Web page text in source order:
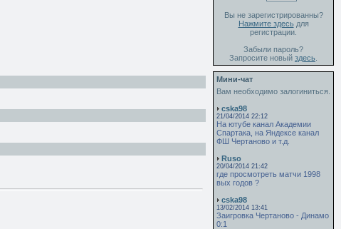
Вы не зарегистрированны?
Нажмите здесьдля
регистрации.
Забыли пароль?
Запросите новый здесь
Мини-чат
Вам необходимо залогиниться.
cska98
21/04/2014 22:12
На ютубе канал Академии
Спартака, на Яндексе канал
ФШ Чертаново и т.д.
Ruso
20/04/2014 21:42
где просмотреть матчи 1998
вых годов ?
cska98
13/02/2014 13:41
Заигровка Чертаново - Динамо
0:1